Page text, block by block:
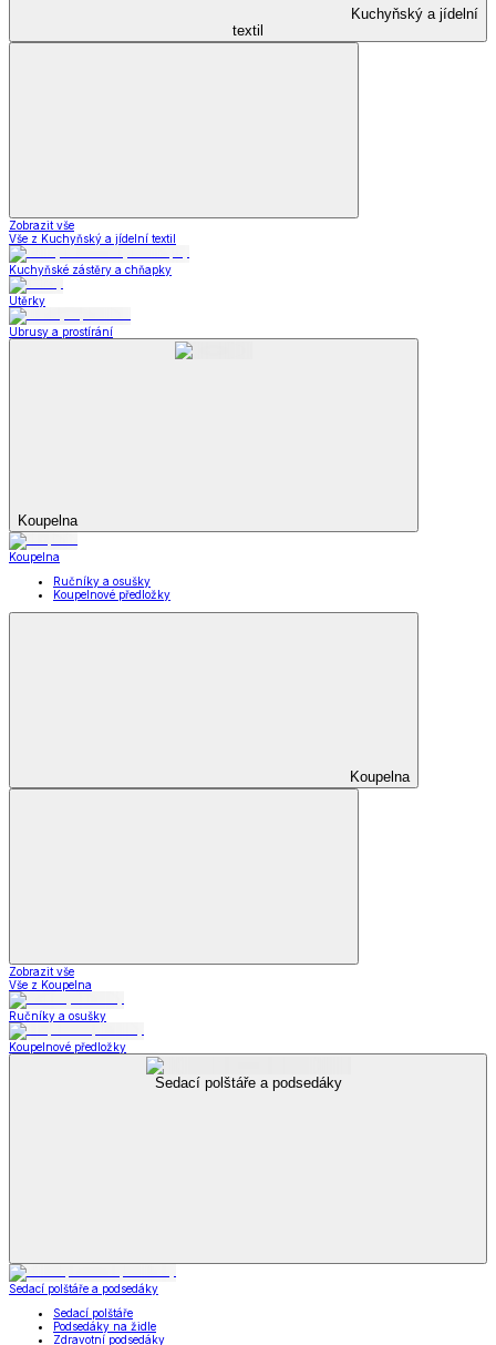
Kuchyňský a jídelní
textil
Zobrazit vše
Vše z Kuchyňský a jídelní textil
Kuchyňské zástěry a chňapky
Utěrky
Ubrusy a prostírání
Koupelna
Koupelna
Ručníky a osušky
Koupelnové předložky
Koupelna
Zobrazit vše
Vše z Koupelna
Ručníky a osušky
Koupelnové předložky
Sedací polštáře a podsedáky
Sedací polštáře a podsedáky
Sedací polštáře
Podsedáky na židle
Zdravotní podsedáky